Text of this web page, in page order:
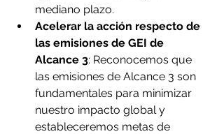
mediano plazo.
Acelerar la acción respecto de
las emisiones de GEI de
Alcance 3: Reconocemos que
las emisiones de Alcance 3 son
fundamentales para minimizar
nuestro impacto global y
estableceremos metas de